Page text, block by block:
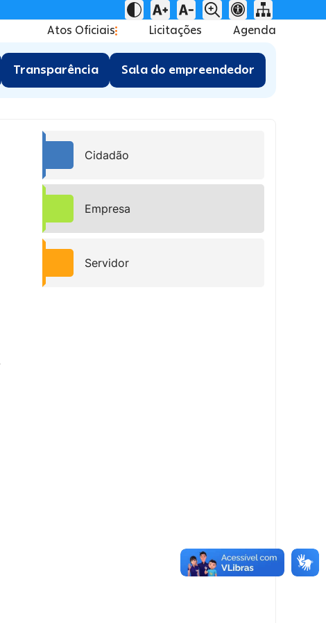
Atos Oficiais Licitações Agenda
Transparência Sala do empreendedor
Cidadão
Empresa
Servidor